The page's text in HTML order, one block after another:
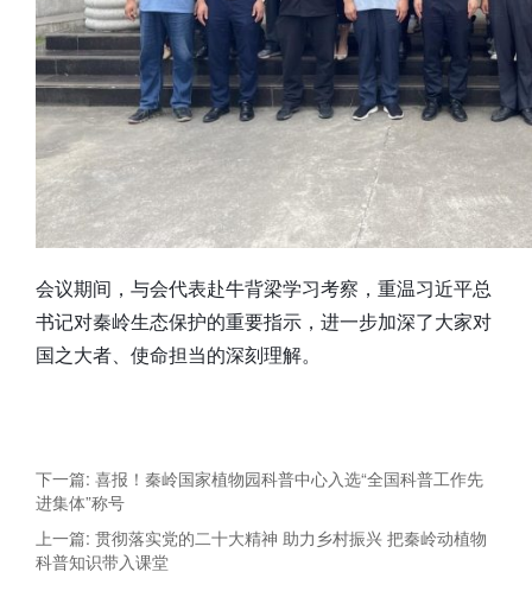
会议期间，与会代表赴牛背梁学习考察，重温习近平总
书记对秦岭生态保护的重要指示，进一步加深了大家对
国之大者、使命担当的深刻理解。
下一篇: 喜报！秦岭国家植物园科普中心入选“全国科普工作先
进集体”称号
上一篇: 贯彻落实党的二十大精神 助力乡村振兴 把秦岭动植物
科普知识带入课堂